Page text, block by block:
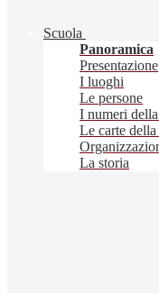
Scuola
Panoramica
Presentazione
I luoghi
Le persone
I numeri
Le carte della
La storia